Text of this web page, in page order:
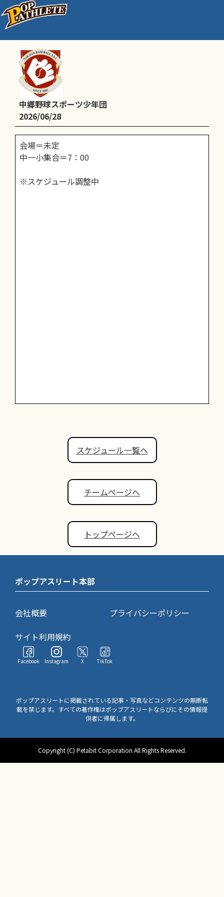
セキスイハイム杯_地区予選②
中郷野球スポーツ少年団
2026/06/28
会場＝未定
中一小集合＝7：00
※スケジュール調整中
スケジュール一覧へ
チームページへ
トップページへ
ポップアスリート本部
会社概要
プライバシーポリシー
サイト利用規約
Facebook Instagram X TikTok
ポップアスリートに掲載されている記事・写真などコンテンツの無断転
載を禁じます。すべての著作権はポップアスリートならびにその情報提
供者に帰属します。
Copyright (C) Petabit Corporation All Rights Reserved.